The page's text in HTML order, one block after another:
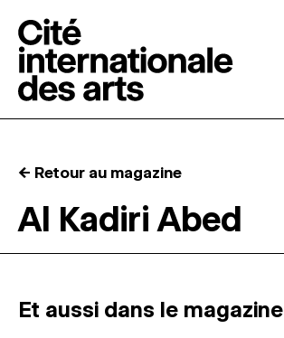
RÉSIDENCES ↓
ATELIERS OUVERTS
← Retour au magazine
Al Kadiri Abed
Et aussi dans le magazine